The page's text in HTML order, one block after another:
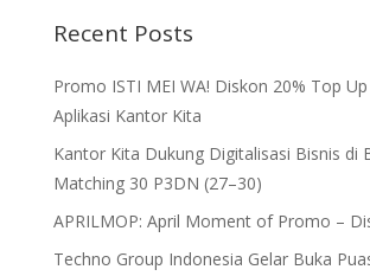
Recent Posts
Promo ISTI MEI WA! Diskon 20% Top
Aplikasi Kantor Kita
Kantor Kita Dukung Digitalisasi Bisnis di
Matching 30 P3DN (27–30)
APRILMOP: April Moment of Promo –
Techno Group Indonesia Gelar Buka